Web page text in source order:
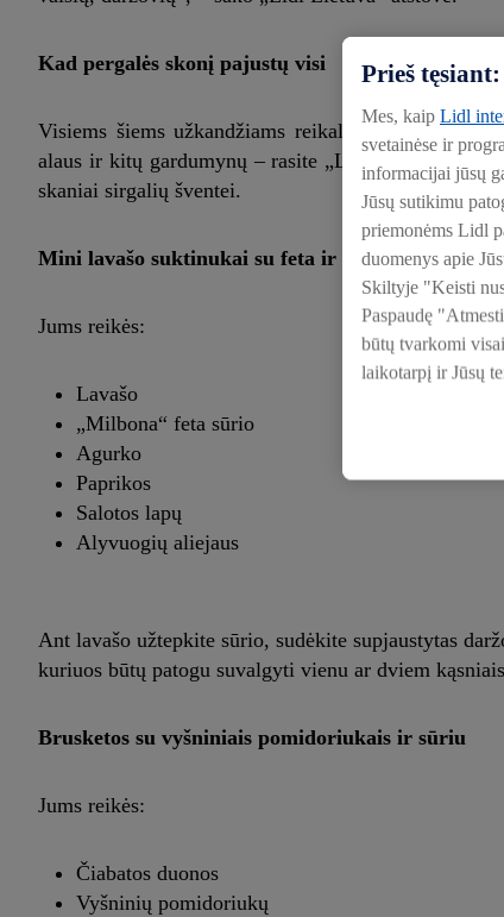
Kad pergalės skonį pajustų visi
Visiems šiems užkandžiams reikalingus
alaus ir kitų gardumynų – rasite „Lidl“
skaniai sirgalių šventei.
Mini lavašo suktinukai su feta ir daržovėmis
Jums reikės:
Lavašo
„Milbona“ feta sūrio
Agurko
Paprikos
Salotos lapų
Alyvuogių aliejaus
Ant lavašo užtepkite sūrio, sudėkite supjaustytas
kuriuos būtų patogu suvalgyti vienu ar dviem
Brusketos su vyšniniais pomidoriukais ir sūriu
Jums reikės:
Čiabatos duonos
Vyšninių pomidoriukų
Prieš
Mes, kaip Lidl
svetainėse ir
informacijai jūsų
Jūsų sutikimu
priemonėms Lidl
duomenys apie
Skiltyje "Keisti
Paspaudę
būtų tvarkomi
laikotarpį ir Jūsų